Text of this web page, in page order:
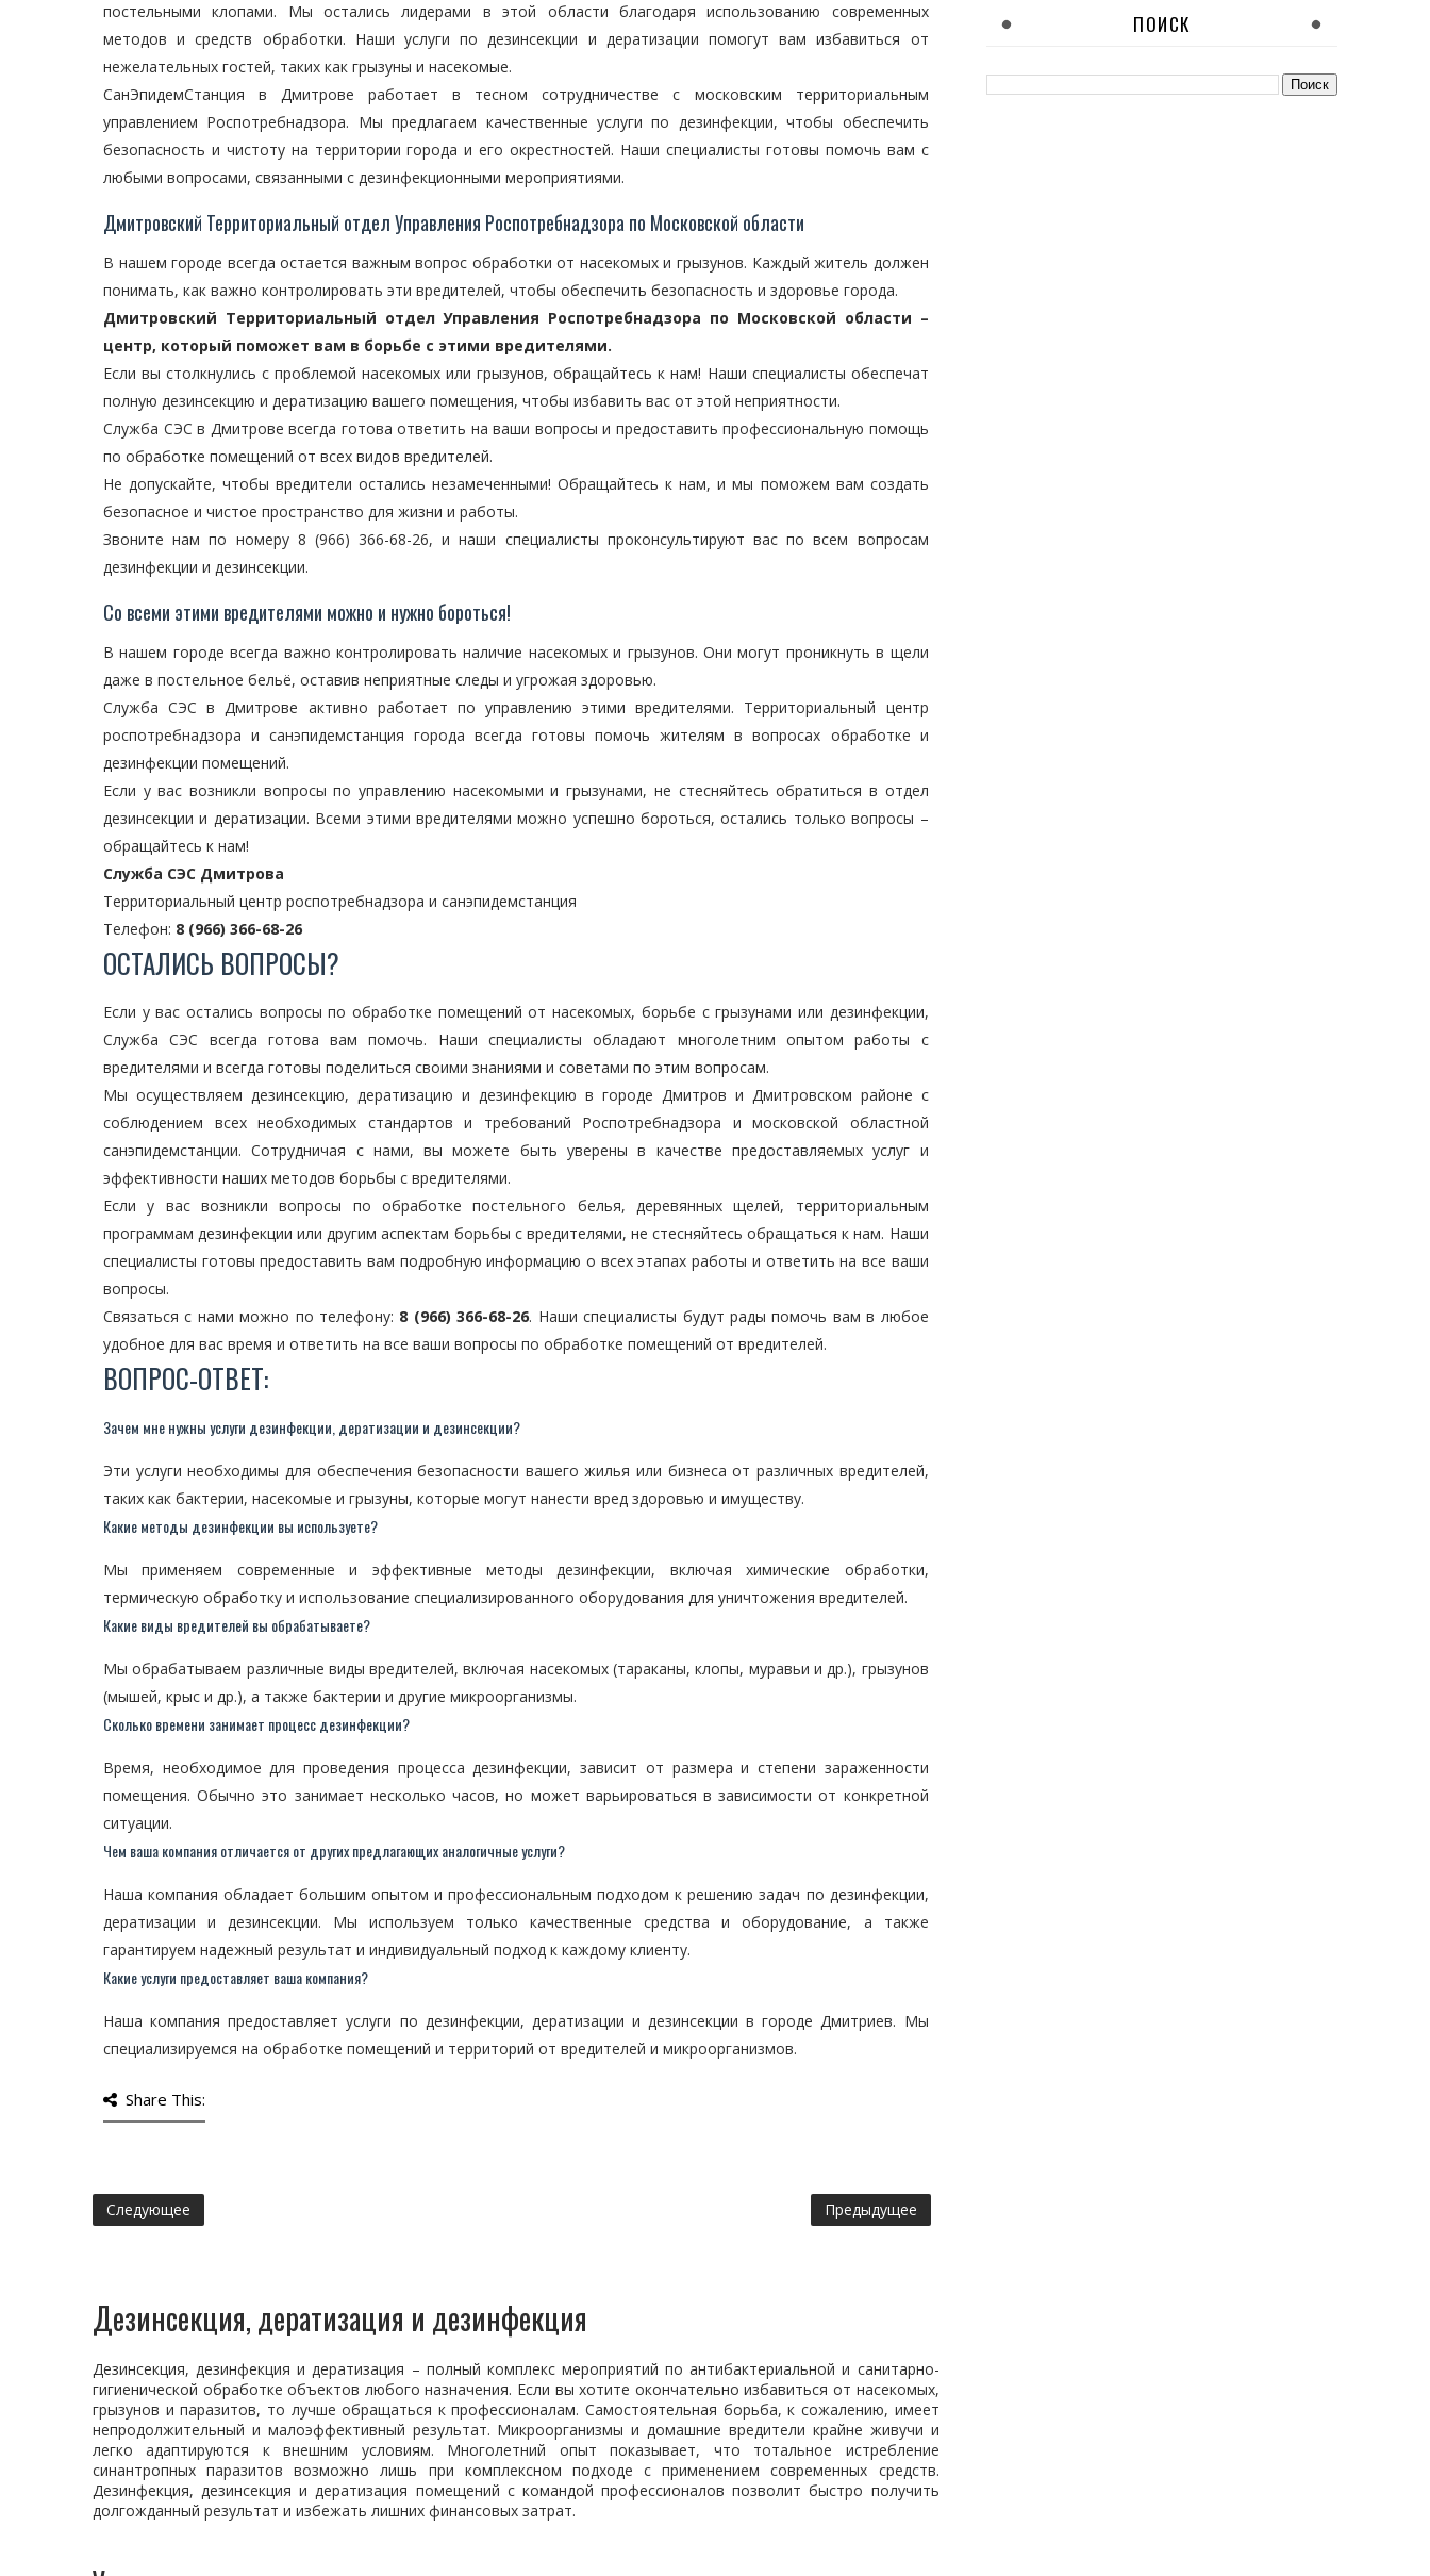
постельными клопами. Мы остались лидерами в этой области благодаря использованию современных
методов и средств обработки. Наши услуги по дезинсекции и дератизации помогут вам избавиться от
нежелательных гостей, таких как грызуны и насекомые.
СанЭпидемСтанция в Дмитрове работает в тесном сотрудничестве с московским территориальным
управлением Роспотребнадзора. Мы предлагаем качественные услуги по дезинфекции, чтобы обеспечить
безопасность и чистоту на территории города и его окрестностей. Наши специалисты готовы помочь вам с
любыми вопросами, связанными с дезинфекционными мероприятиями.
Дмитровский Территориальный отдел Управления Роспотребнадзора по Московской области
В нашем городе всегда остается важным вопрос обработки от насекомых и грызунов. Каждый житель должен
понимать, как важно контролировать эти вредителей, чтобы обеспечить безопасность и здоровье города.
Дмитровский Территориальный отдел Управления Роспотребнадзора по Московской области –
центр, который поможет вам в борьбе с этими вредителями.
Если вы столкнулись с проблемой насекомых или грызунов, обращайтесь к нам! Наши специалисты обеспечат
полную дезинсекцию и дератизацию вашего помещения, чтобы избавить вас от этой неприятности.
Служба СЭС в Дмитрове всегда готова ответить на ваши вопросы и предоставить профессиональную помощь
по обработке помещений от всех видов вредителей.
Не допускайте, чтобы вредители остались незамеченными! Обращайтесь к нам, и мы поможем вам создать
безопасное и чистое пространство для жизни и работы.
Звоните нам по номеру 8 (966) 366-68-26, и наши специалисты проконсультируют вас по всем вопросам
дезинфекции и дезинсекции.
Со всеми этими вредителями можно и нужно бороться!
В нашем городе всегда важно контролировать наличие насекомых и грызунов. Они могут проникнуть в щели
даже в постельное бельё, оставив неприятные следы и угрожая здоровью.
Служба СЭС в Дмитрове активно работает по управлению этими вредителями. Территориальный центр
роспотребнадзора и санэпидемстанция города всегда готовы помочь жителям в вопросах обработке и
дезинфекции помещений.
Если у вас возникли вопросы по управлению насекомыми и грызунами, не стесняйтесь обратиться в отдел
дезинсекции и дератизации. Всеми этими вредителями можно успешно бороться, остались только вопросы –
обращайтесь к нам!
Служба СЭС Дмитрова
Территориальный центр роспотребнадзора и санэпидемстанция
Телефон: 8 (966) 366-68-26
ОСТАЛИСЬ ВОПРОСЫ?
Если у вас остались вопросы по обработке помещений от насекомых, борьбе с грызунами или дезинфекции,
Служба СЭС всегда готова вам помочь. Наши специалисты обладают многолетним опытом работы с
вредителями и всегда готовы поделиться своими знаниями и советами по этим вопросам.
Мы осуществляем дезинсекцию, дератизацию и дезинфекцию в городе Дмитров и Дмитровском районе с
соблюдением всех необходимых стандартов и требований Роспотребнадзора и московской областной
санэпидемстанции. Сотрудничая с нами, вы можете быть уверены в качестве предоставляемых услуг и
эффективности наших методов борьбы с вредителями.
Если у вас возникли вопросы по обработке постельного белья, деревянных щелей, территориальным
программам дезинфекции или другим аспектам борьбы с вредителями, не стесняйтесь обращаться к нам. Наши
специалисты готовы предоставить вам подробную информацию о всех этапах работы и ответить на все ваши
вопросы.
Связаться с нами можно по телефону: 8 (966) 366-68-26. Наши специалисты будут рады помочь вам в любое
удобное для вас время и ответить на все ваши вопросы по обработке помещений от вредителей.
ВОПРОС-ОТВЕТ:
Зачем мне нужны услуги дезинфекции, дератизации и дезинсекции?
Эти услуги необходимы для обеспечения безопасности вашего жилья или бизнеса от различных вредителей,
таких как бактерии, насекомые и грызуны, которые могут нанести вред здоровью и имуществу.
Какие методы дезинфекции вы используете?
Мы применяем современные и эффективные методы дезинфекции, включая химические обработки,
термическую обработку и использование специализированного оборудования для уничтожения вредителей.
Какие виды вредителей вы обрабатываете?
Мы обрабатываем различные виды вредителей, включая насекомых (тараканы, клопы, муравьи и др.), грызунов
(мышей, крыс и др.), а также бактерии и другие микроорганизмы.
Сколько времени занимает процесс дезинфекции?
Время, необходимое для проведения процесса дезинфекции, зависит от размера и степени зараженности
помещения. Обычно это занимает несколько часов, но может варьироваться в зависимости от конкретной
ситуации.
Чем ваша компания отличается от других предлагающих аналогичные услуги?
Наша компания обладает большим опытом и профессиональным подходом к решению задач по дезинфекции,
дератизации и дезинсекции. Мы используем только качественные средства и оборудование, а также
гарантируем надежный результат и индивидуальный подход к каждому клиенту.
Какие услуги предоставляет ваша компания?
Наша компания предоставляет услуги по дезинфекции, дератизации и дезинсекции в городе Дмитриев. Мы
специализируемся на обработке помещений и территорий от вредителей и микроорганизмов.
Share This:
Следующее Предыдущее
Дезинсекция, дератизация и дезинфекция
Дезинсекция, дезинфекция и дератизация – полный комплекс мероприятий по антибактериальной и санитарно-
гигиенической обработке объектов любого назначения. Если вы хотите окончательно избавиться от насекомых,
грызунов и паразитов, то лучше обращаться к профессионалам. Самостоятельная борьба, к сожалению, имеет
непродолжительный и малоэффективный результат. Микроорганизмы и домашние вредители крайне живучи и
легко адаптируются к внешним условиям. Многолетний опыт показывает, что тотальное истребление
синантропных паразитов возможно лишь при комплексном подходе с применением современных средств.
Дезинфекция, дезинсекция и дератизация помещений с командой профессионалов позволит быстро получить
долгожданный результат и избежать лишних финансовых затрат.
ПОИСК